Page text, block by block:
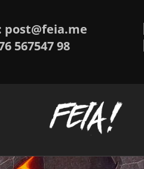
post@feia.me
567547 98